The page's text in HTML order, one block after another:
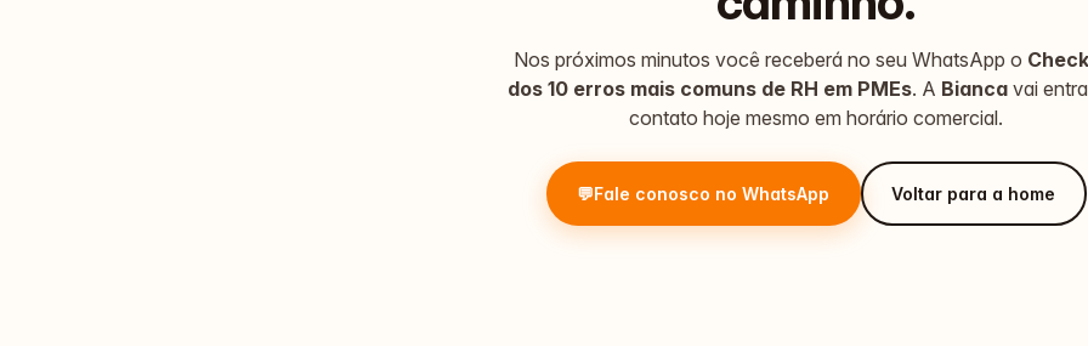
Nos próximos minutos você receberá no seu WhatsApp o
dos 10 erros mais comuns de RH em PMEs. A Biancavai
contato hoje mesmo em horário comercial.
💬Fale conosco no WhatsApp Voltar para a home